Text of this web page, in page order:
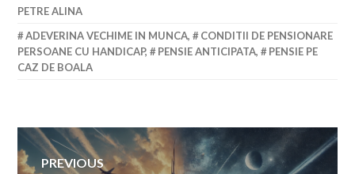
PETRE ALINA
ADEVERINA VECHIME IN MUNCA,
CONDITII DE PENSIONARE
PERSOANE CU HANDICAP, PENSIE ANTICIPATA,
PENSIE PE
CAZ DE BOALA
Navigare
PREVIOUS